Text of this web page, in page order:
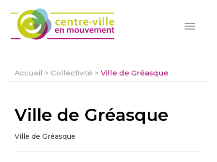
Toggle
Accueil > Collectivité > Ville de Gréasque
Ville de Gréasque
Ville de Gréasque